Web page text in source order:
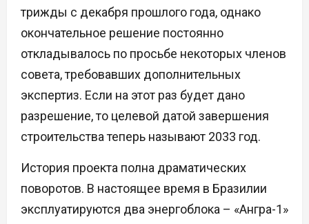
трижды с декабря прошлого года, однако
окончательное решение постоянно
откладывалось по просьбе некоторых членов
совета, требовавших дополнительных
экспертиз. Если на этот раз будет дано
разрешение, то целевой датой завершения
строительства теперь называют 2033 год.
История проекта полна драматических
поворотов. В настоящее время в Бразилии
эксплуатируются два энергоблока – «Ангра-1»